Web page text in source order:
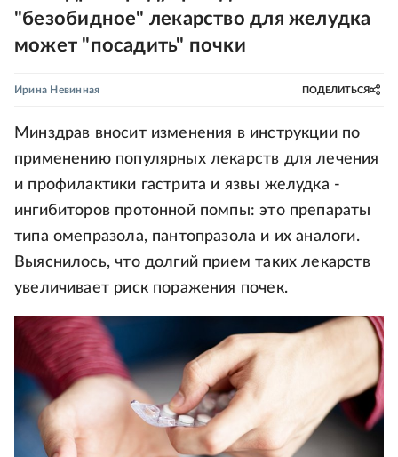
"безобидное" лекарство для желудка
может "посадить" почки
Ирина Невинная ПОДЕЛИТЬСЯ
Минздрав вносит изменения в инструкции по
применению популярных лекарств для лечения
и профилактики гастрита и язвы желудка -
ингибиторов протонной помпы: это препараты
типа омепразола, пантопразола и их аналоги.
Выяснилось, что долгий прием таких лекарств
увеличивает риск поражения почек.